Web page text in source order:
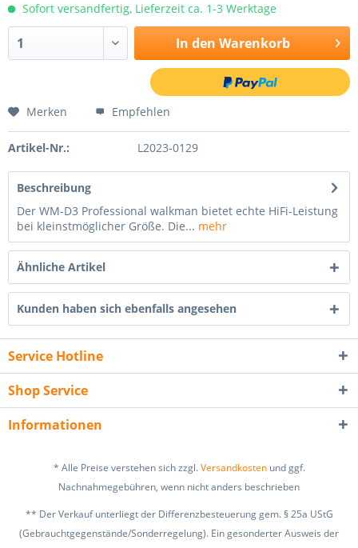
Sofort versandfertig, Lieferzeit ca. 1-3 Werktage
In den Warenkorb
Merken Empfehlen
Artikel-Nr.: L2023-0129
Beschreibung
Der WM-D3 Professional walkman bietet echte HiFi-Leistung
bei kleinstmöglicher Größe. Die... mehr
Ähnliche Artikel
Kunden haben sich ebenfalls angesehen
Service Hotline
Shop Service
Informationen
* Alle Preise verstehen sich zzgl.Versandkostenund ggf.
Nachnahmegebühren, wenn nicht anders beschrieben
** Der Verkauf unterliegt der Differenzbesteuerung gem. § 25a UStG
(Gebrauchtgegenstände/Sonderregelung). Ein gesonderter Ausweis der